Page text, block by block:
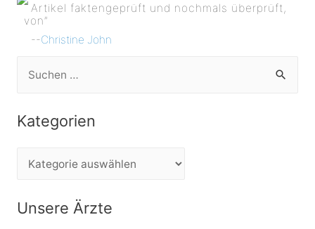
Artikel faktengeprüft und nochmals überprüft,
von”
--Christine John
a
Kategorien
tUnsere Ärzte